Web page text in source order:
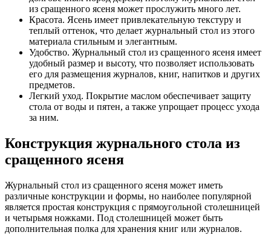
из сращенного ясеня может прослужить много лет.
Красота. Ясень имеет привлекательную текстуру и
теплый оттенок, что делает журнальный стол из этого
материала стильным и элегантным.
Удобство. Журнальный стол из сращенного ясеня имеет
удобный размер и высоту, что позволяет использовать
его для размещения журналов, книг, напитков и других
предметов.
Легкий уход. Покрытие маслом обеспечивает защиту
стола от воды и пятен, а также упрощает процесс ухода
за ним.
Конструкция журнального стола из
сращенного ясеня
Журнальный стол из сращенного ясеня может иметь
различные конструкции и формы, но наиболее популярной
является простая конструкция с прямоугольной столешницей
и четырьмя ножками. Под столешницей может быть
дополнительная полка для хранения книг или журналов.